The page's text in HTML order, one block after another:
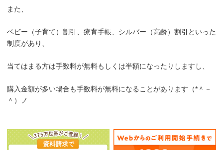
また、
ベビー（子育て）割引、療育手帳、シルバー（高齢）割引といった
制度があり、
当てはまる方は手数料が無料もしくは半額になったりしますし、
購入金額が多い場合も手数料が無料になることがあります（*＾－
＾）ノ